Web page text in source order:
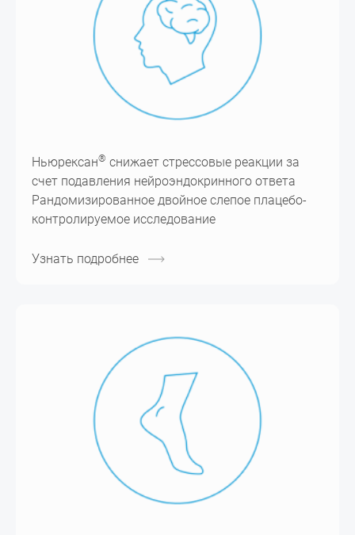
Ньюрексан® снижает стрессовые реакции за
счет подавления нейроэндокринного ответа
Рандомизированное двойное слепое плацебо-
контролируемое исследование
Узнать подробнее